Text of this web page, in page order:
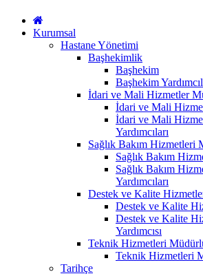
Kurumsal
Hastane Yönetimi
Başhekimlik
Başhekim
Başhekim
İdari ve Mali Hizmetler
İdari ve Mali
İdari ve Mali
Yardımcıları
Sağlık Bakım Hizmetleri
Sağlık Bakım
Sağlık Bakım
Yardımcıları
Destek ve Kalite
Destek ve Kalite
Destek ve Kalite
Yardımcısı
Teknik Hizmetleri
Teknik Hizmetleri
Tarihçe